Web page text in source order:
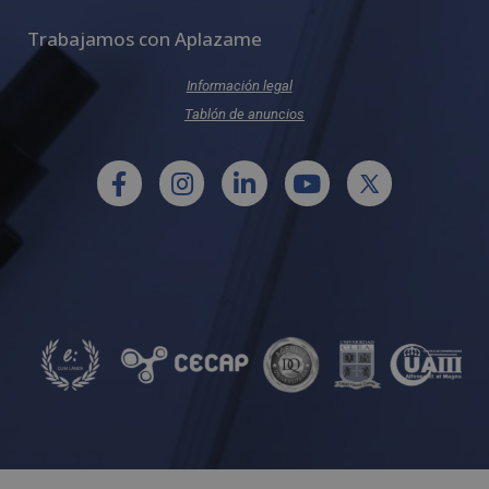
Trabajamos con Aplazame
Información legal
Tablón de anuncios